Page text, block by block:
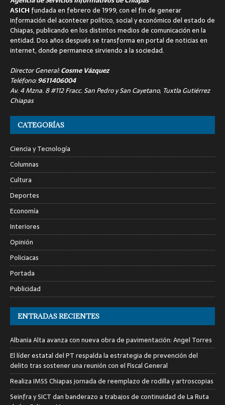
ASICH fundada en febrero de 1999, con el fin de generar
información del acontecer político, social y económico del estado de
Chiapas, publicando en los distintos medios de comunicación en la
entidad. Dos años después se transforma en portal de noticias en
internet, donde permanece sirviendo a la sociedad.
Director General:Cosme Vázquez
Teléfono:9611406004
Av. 4 Mzna. 8 #112 Fracc. San Pedro y San Cayetano, Tuxtla Gutiérrez
Chiapas
CATEGORÍAS
Ciencia y Tecnología
Columnas
Cultura
Deportes
Economía
Interiores
Opinión
Policiacas
Portada
Publicidad
ENTRADAS RECIENTES
Albania Alta avanza con nueva obra de pavimentación: Angel Torres
El líder estatal del PT respalda la estrategia de prevención del
delito tras sostener una reunión con el Fiscal General
Realiza IMSS Chiapas jornada de reemplazo de rodilla y artroscopias
Seinfra y SICT dan banderazo a trabajos de continuidad de La Ruta